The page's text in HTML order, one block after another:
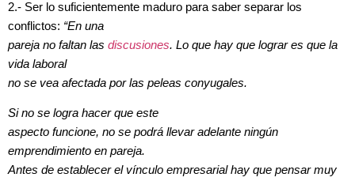
2.- Ser lo suficientemente maduro para saber separar los
conflictos: “En una
pareja no faltan las discusiones. Lo que hay que lograr es que la
vida laboral
no se vea afectada por las peleas conyugales.
Si no se logra hacer que este
aspecto funcione, no se podrá llevar adelante ningún
emprendimiento en pareja.
Antes de establecer el vínculo empresarial hay que pensar muy